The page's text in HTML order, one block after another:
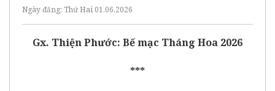
Ngày đăng: Thứ Hai 01.06.2026
Gx. Thiện Phước: Bế mạc Tháng Hoa 2026
***